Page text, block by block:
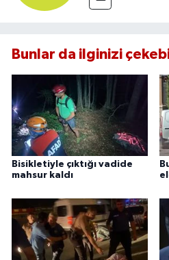
Bunlar da ilginizi
Bisikletiyle çıktığı vadide
mahsur kaldı